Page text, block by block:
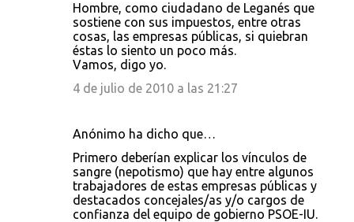
Hombre, como ciudadano de Leganés que
sostiene con sus impuestos, entre otras
cosas, las empresas públicas, si quiebran
éstas lo siento un poco más.
Vamos, digo yo.
4 de julio de 2010 a las 21:27
Anónimo ha dicho que…
Primero deberían explicar los vínculos de
sangre (nepotismo) que hay entre algunos
trabajadores de estas empresas públicas y
destacados concejales/as y/o cargos de
confianza del equipo de gobierno PSOE-IU.